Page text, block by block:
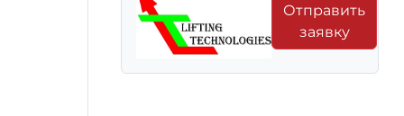
Отправить
заявку